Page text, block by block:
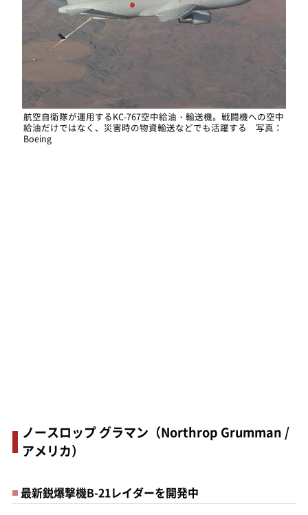
航空自衛隊が運用するKC-767空中給油・輸送機。戦闘機への空中
給油だけではなく、災害時の物資輸送などでも活躍する 写真：
Boeing
ノースロップ グラマン（Northrop Grumman /
アメリカ）
最新鋭爆撃機B-21レイダーを開発中